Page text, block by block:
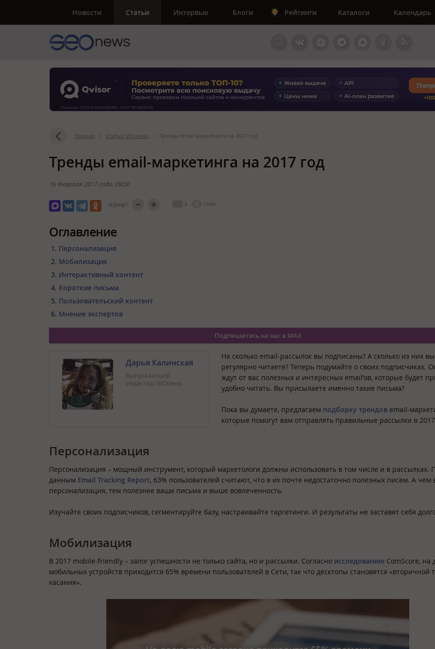
Новости Статьи Интервью Блоги Рейтинги Каталоги Календарь
Главная > Статьи SEOnews > Тренды email-маркетинга на 2017 год
Тренды email-маркетинга на 2017 год
16 Февраля 2017 года , 09:00
Шрифт: 2 11698
Оглавление
Персонализация
Мобилизация
Интерактивный контент
Короткие письма
Пользовательский контент
Мнение экспертов
Подпишитесь на нас в MAX
Дарья Калинская
Выпускающий
редактор SEOnews
На сколько email-рассылок вы подписаны? А сколько из них вы
регулярно читаете? Теперь подумайте о своих подписчиках.
ждут от вас полезных и интересных email’ов, которые будет
удобно читать. Вы присылаете именно такие письма?
Пока вы думаете, предлагаем подборку трендов email-
которые помогут вам отправлять правильные рассылки в 2017
Персонализация
Персонализация – мощный инструмент, который маркетологи должны использовать в том числе и в рассылках.
данным Email Tracking Report, 63% пользователей считают, что в их почте недостаточно полезных писем. А
персонализация, тем полезнее ваши письма и выше вовлеченность.
Изучайте своих подписчиков, сегментируйте базу, настраивайте таргетинги. И результаты не заставят себя
Мобилизация
В 2017 mobile-friendly – залог успешности не только сайта, но и рассылки. Согласно исследованию ComScore, на
мобильных устройств приходится 65% времени пользователей в Сети, так что десктопы становятся «вторичной
касания».